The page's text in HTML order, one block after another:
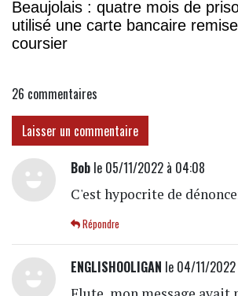
Beaujolais : quatre mois de
utilisé une carte bancaire
coursier
26 commentaires
Laisser un commentaire
Boble 05/11/2022 à 04:08
C'est hypocrite de
Répondre
ENGLISHOOLIGAN le 04/11/2022